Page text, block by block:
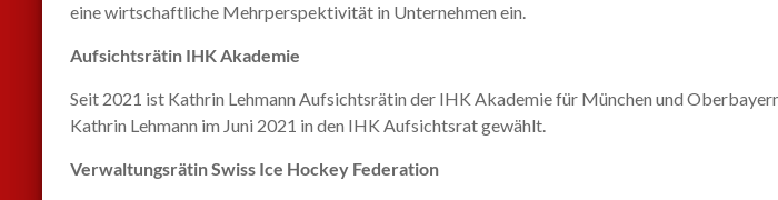
eine wirtschaftliche Mehrperspektivität in Unternehmen ein.
Aufsichtsrätin IHK Akademie
Seit 2021 ist Kathrin Lehmann Aufsichtsrätin der IHK Akademie für München und
Kathrin Lehmann im Juni 2021 in den IHK Aufsichtsrat gewählt.
Verwaltungsrätin Swiss Ice Hockey Federation